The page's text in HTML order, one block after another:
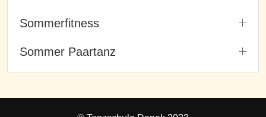
Sommerfitness
Sommer Paartanz